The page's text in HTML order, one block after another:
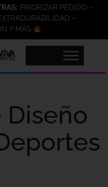
PRIORIZAR PEDIDO –
–
Y MÁS
Diseño